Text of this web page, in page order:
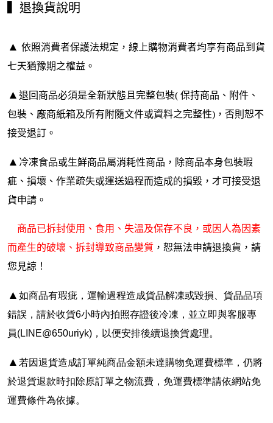
▍退換貨說明
▲ 依照消費者保護法規定，線上購物消費者均享有商品到貨
七天猶豫期之權益。
▲ 退回商品必須是全新狀態且完整包裝( 保持商品、附件、
包裝、廠商紙箱及所有附隨文件或資料之完整性)，否則恕不
接受退訂。
▲ 冷凍食品或生鮮商品屬消耗性商品，除商品本身包裝瑕
疵、損壞、作業疏失或運送過程而造成的損毀，才可接受退
貨申請。
商品已拆封使用、食用、失溫及保存不良，或因人為因素
而產生的破壞、拆封導致商品變質 ，恕無法申請退換貨，請
您見諒！
▲ 如商品有瑕疵，運輸過程造成貨品解凍或毀損、貨品品項
錯誤，請於收貨6小時內拍照存證後冷凍，並立即與客服專
員(LINE@650uriyk)，以便安排後續退換貨處理。
▲ 若因退貨造成訂單純商品金額未達購物免運費標準，仍將
於退貨退款時扣除原訂單之物流費，免運費標準請依網站免
運費條件為依據。